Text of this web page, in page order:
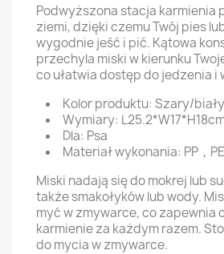
Podwyższona stacja karmienia
ziemi, dzięki czemu Twój pies
wygodnie jeść i pić. Kątowa
przechyla miski w kierunku
co ułatwia dostęp do jedzenia i
Kolor produktu: Szary/biały
Wymiary:
Dla: Psa
Materiał wykonania: PP，
Miski nadają się do mokrej lub
także smakołyków lub wody.
myć w zmywarce, co zapewnia
karmienie za każdym razem.
do mycia w zmywarce.